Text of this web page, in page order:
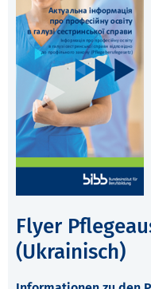
Flyer
(Ukrainisch)